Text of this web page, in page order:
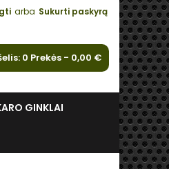
arba Sukurti paskyrą
0 Prekės - 0,00 €
GINKLAI